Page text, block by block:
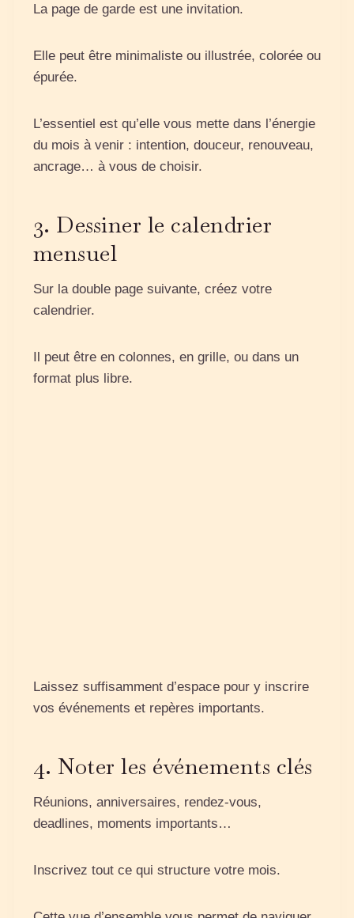
La page de garde est une invitation.
Elle peut être minimaliste ou illustrée, colorée ou
épurée.
L’essentiel est qu’elle vous mette dans l’énergie
du mois à venir : intention, douceur, renouveau,
ancrage… à vous de choisir.
3. Dessiner le calendrier
mensuel
Sur la double page suivante, créez votre
calendrier.
Il peut être en colonnes, en grille, ou dans un
format plus libre.
Laissez suffisamment d’espace pour y inscrire
vos événements et repères importants.
4. Noter les événements clés
Réunions, anniversaires, rendez‑vous,
deadlines, moments importants…
Inscrivez tout ce qui structure votre mois.